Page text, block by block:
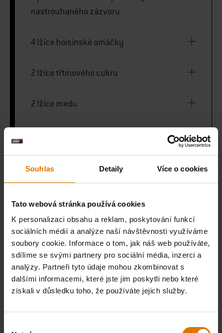
Souhlas Detaily Více o cookies
Tato webová stránka používá cookies
K personalizaci obsahu a reklam, poskytování funkcí
sociálních médií a analýze naší návštěvnosti využíváme
soubory cookie. Informace o tom, jak náš web používáte,
sdílíme se svými partnery pro sociální média, inzerci a
analýzy. Partneři tyto údaje mohou zkombinovat s
dalšími informacemi, které jste jim poskytli nebo které
získali v důsledku toho, že používáte jejich služby.
nastrouhaného zázvoru
4 lžíce hoisinské omáčky
2 lžíce třtinového cukru
2 lžíce medu
2 jarní cibulky, pouze bílé a světle zelené
části (nakrájené na tenké plátky)
Udící box
Udící lupínky jablko
VYTISKNI SEZNAM